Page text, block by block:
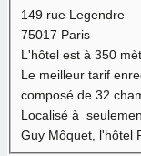
149 rue Legendre
75017 Paris
L'hôtel est à 350
Le meilleur tarif
composé de 32
Localisé à
Guy Môquet, l'hôtel